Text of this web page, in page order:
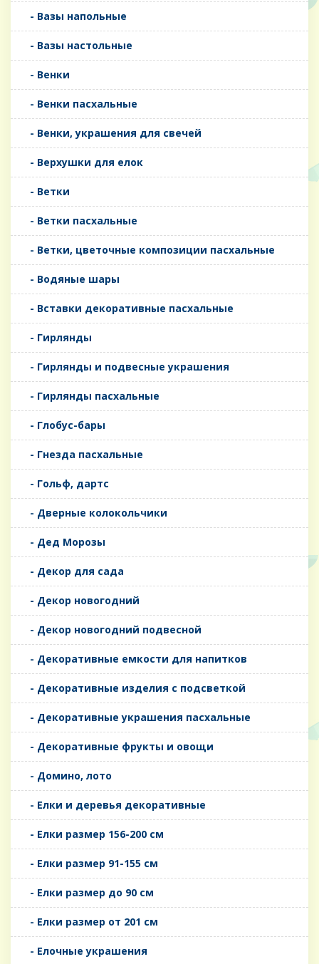
- Вазы напольные
- Вазы настольные
- Венки
- Венки пасхальные
- Венки, украшения для свечей
- Верхушки для елок
- Ветки
- Ветки пасхальные
- Ветки, цветочные композиции пасхальные
- Водяные шары
- Вставки декоративные пасхальные
- Гирлянды
- Гирлянды и подвесные украшения
- Гирлянды пасхальные
- Глобус-бары
- Гнезда пасхальные
- Гольф, дартс
- Дверные колокольчики
- Дед Морозы
- Декор для сада
- Декор новогодний
- Декор новогодний подвесной
- Декоративные емкости для напитков
- Декоративные изделия с подсветкой
- Декоративные украшения пасхальные
- Декоративные фрукты и овощи
- Домино, лото
- Елки и деревья декоративные
- Елки размер 156-200 см
- Елки размер 91-155 см
- Елки размер до 90 см
- Елки размер от 201 см
- Елочные украшения